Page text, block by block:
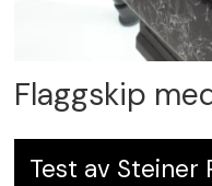
Flaggskip
Test av Steiner